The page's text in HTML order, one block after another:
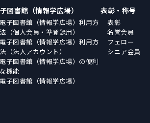
図書館（情報学広場）
電子図書館（情報学広場）利用方
法（個人会員・準登録用）
電子図書館（情報学広場）利用方
法（法人アカウント）
電子図書館（情報学広場）の便利
な機能
電子図書館（情報学広場）
表彰・称号
表彰
名誉会員
フェロー
シニア会員